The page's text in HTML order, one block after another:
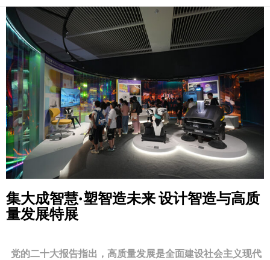
集大成智慧·塑智造未来设计智造与高质
量发展特展
党的二十大报告指出，高质量发展是全面建设社会主义现代